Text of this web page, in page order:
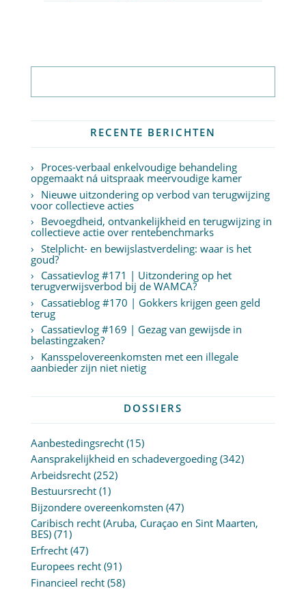
RECENTE BERICHTEN
Proces-verbaal enkelvoudige behandeling
opgemaakt ná uitspraak meervoudige kamer
Nieuwe uitzondering op verbod van terugwijzing
voor collectieve acties
Bevoegdheid, ontvankelijkheid en terugwijzing in
collectieve actie over rentebenchmarks
Stelplicht- en bewijslastverdeling: waar is het
goud?
Cassatievlog #171 | Uitzondering op het
terugverwijsverbod bij de WAMCA?
Cassatieblog #170 | Gokkers krijgen geen geld
terug
Cassatievlog #169 | Gezag van gewijsde in
belastingzaken?
Kansspelovereenkomsten met een illegale
aanbieder zijn niet nietig
DOSSIERS
Aanbestedingsrecht(15)
Aansprakelijkheid en schadevergoeding(342)
Arbeidsrecht(252)
Bestuursrecht(1)
Bijzondere overeenkomsten (47)
Caribisch recht (Aruba, Curaçao en Sint Maarten,
BES)(71)
Erfrecht(47)
Europees recht(91)
Financieel recht(58)